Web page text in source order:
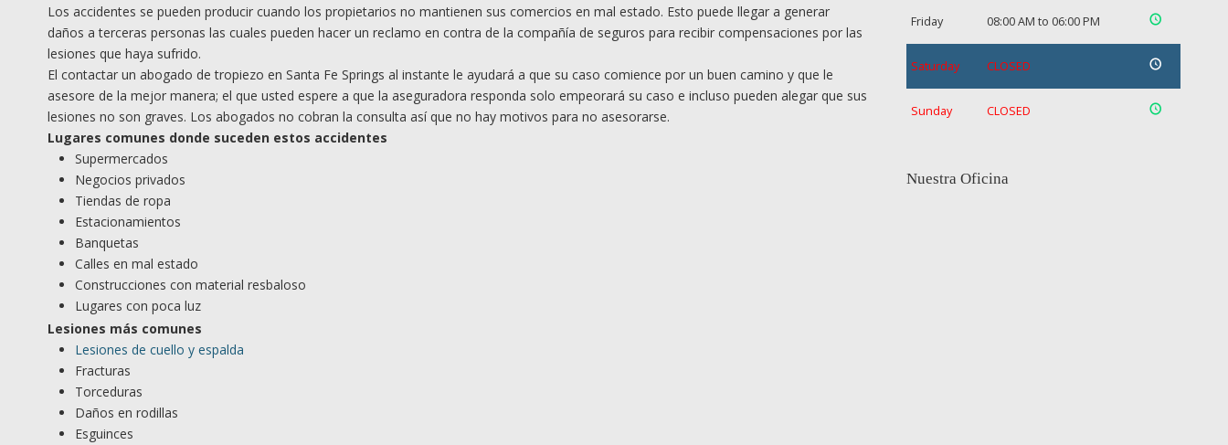
Los accidentes se pueden producir cuando los propietarios no mantienen sus comercios en mal estado. Esto puede llegar a generar
daños a terceras personas las cuales pueden hacer un reclamo en contra de la compañía de seguros para recibir compensaciones por las
lesiones que haya sufrido.
El contactar un abogado de tropiezo en Santa Fe Springs al instante le ayudará a que su caso comience por un buen camino y que le
asesore de la mejor manera; el que usted espere a que la aseguradora responda solo empeorará su caso e incluso pueden alegar que sus
lesiones no son graves. Los abogados no cobran la consulta así que no hay motivos para no asesorarse.
Lugares comunes donde suceden estos accidentes
Supermercados
Negocios privados
Tiendas de ropa
Estacionamientos
Banquetas
Calles en mal estado
Construcciones con material resbaloso
Lugares con poca luz
Lesiones más comunes
Lesiones de cuello y espalda
Fracturas
Torceduras
Daños en rodillas
Esguinces
Friday 08:00 AM to 06:00 PM
Saturday CLOSED
Sunday CLOSED
Nuestra Oficina